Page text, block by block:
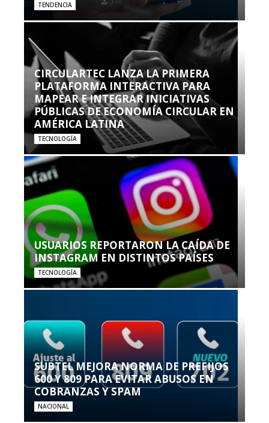
TENDENCIA
CIRCULARTEC LANZA LA PRIMERA
PLATAFORMA INTERACTIVA PARA
MAPEAR E INTEGRAR INICIATIVAS
PÚBLICAS DE ECONOMÍA CIRCULAR EN
AMÉRICA LATINA
TECNOLOGÍA
USUARIOS REPORTARON LA CAÍDA DE
INSTAGRAM EN DISTINTOS PAÍSES
TECNOLOGÍA
SUBTEL MEJORA NORMA DE PREFIJOS
600 Y 809 PARA EVITAR ABUSOS EN
COBRANZAS Y SPAM
NACIONAL